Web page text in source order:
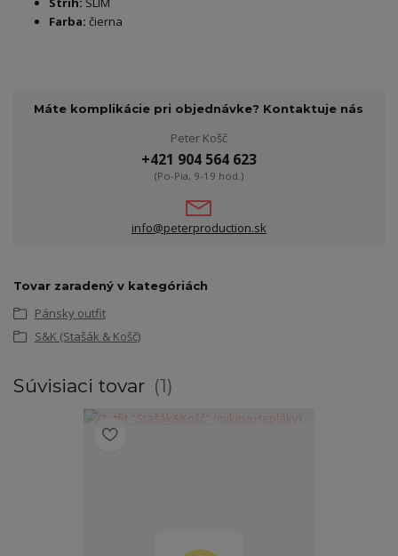
Farba: čierna
Máte komplikácie pri objednávke? Kontaktuje nás
Peter Košč
+421 904 564 623
(Po-Pia, 9-19 hod.)
info@peterproduction.sk
Tovar zaradený v kategóriách
Pánsky outfit
S&K (Stašák & Košč)
Súvisiaci tovar 1